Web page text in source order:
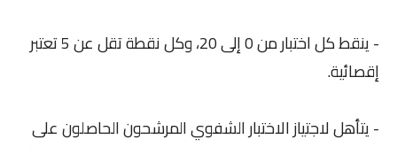
- ينقط كل اختبار من 0 إلى 20، وكل نقطة تقل عن 5 تعتبر
إقصائية.
- يتأهل لاجتياز الاختبار الشفوي المرشحون الحاصلون على